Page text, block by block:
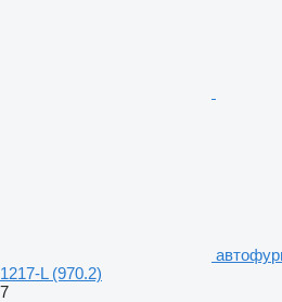
1217-L (970.2)
7